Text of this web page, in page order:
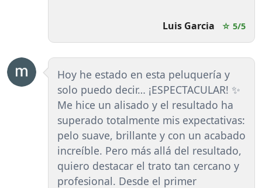
Luis Garcia ☆ 5/5
Hoy he estado en esta peluquería y
solo puedo decir… ¡ESPECTACULAR! ✨
Me hice un alisado y el resultado ha
superado totalmente mis expectativas:
pelo suave, brillante y con un acabado
increíble. Pero más allá del resultado,
quiero destacar el trato tan cercano y
profesional. Desde el primer